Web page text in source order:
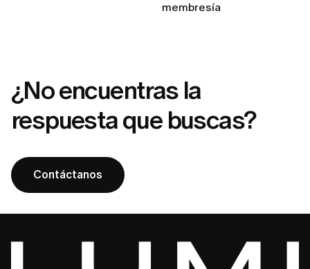
membresía
Mi correo electrónico ya está registrado. ¿Qué
¿No encuentras la
respuesta que buscas?
Contáctanos